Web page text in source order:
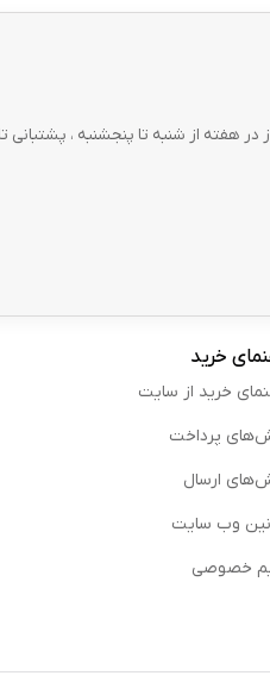
و پاسخ دهی 6 روز در هفته از شنبه تا پنجشنبه ،
خرید
خرید از سایت
پرداخت
ارسال
وب سایت
خصوصی